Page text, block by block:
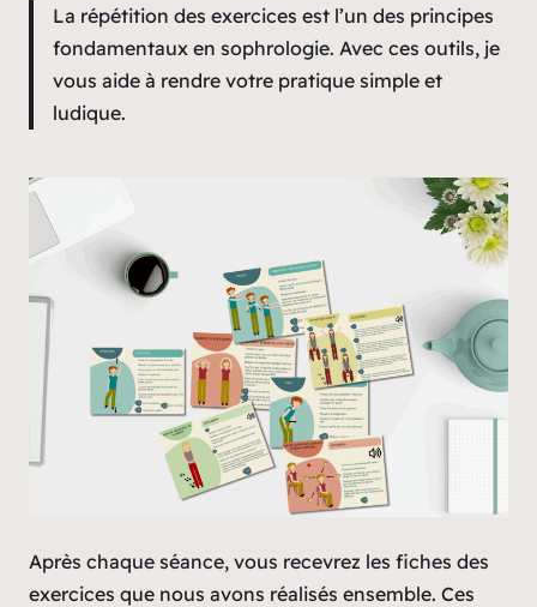
La répétition des exercices est l’un des principes
fondamentaux en sophrologie. Avec ces outils, je
vous aide à rendre votre pratique simple et
ludique.
Après chaque séance, vous recevrez les fiches des
exercices que nous avons réalisés ensemble. Ces